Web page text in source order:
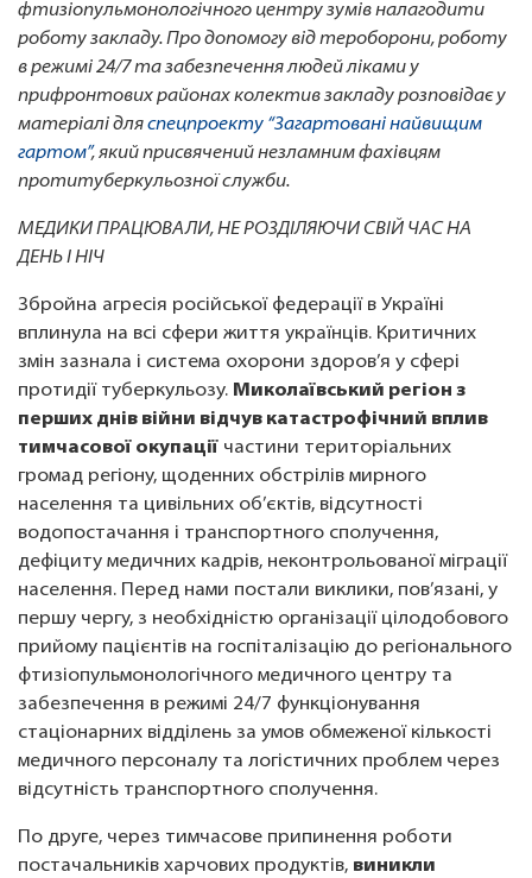
фтизіопульмонологічного центру зумів налагодити
роботу закладу. Про допомогу від тероборони, роботу
в режимі 24/7 та забезпечення людей ліками у
прифронтових районах колектив закладу розповідає у
матеріалі дляспецпроекту “Загартовані найвищим
гартом”, який присвячений незламним фахівцям
протитуберкульозної служби.
МЕДИКИ ПРАЦЮВАЛИ, НЕ РОЗДІЛЯЮЧИ СВІЙ ЧАС НА
ДЕНЬ І НІЧ
Збройна агресія російської федерації в Україні
вплинула на всі сфери життя українців. Критичних
змін зазнала і система охорони здоров’я у сфері
протидії туберкульозу. Миколаївський регіон з
перших днів війни відчув катастрофічний вплив
тимчасової окупації частини територіальних
громад регіону, щоденних обстрілів мирного
населення та цивільних об’єктів, відсутності
водопостачання і транспортного сполучення,
дефіциту медичних кадрів, неконтрольованої міграції
населення. Перед нами постали виклики, пов’язані, у
першу чергу, з необхідністю організації цілодобового
прийому пацієнтів на госпіталізацію до регіонального
фтизіопульмонологічного медичного центру та
забезпечення в режимі 24/7 функціонування
стаціонарних відділень за умов обмеженої кількості
медичного персоналу та логістичних проблем через
відсутність транспортного сполучення.
По друге, через тимчасове припинення роботи
постачальників харчових продуктів, виникли